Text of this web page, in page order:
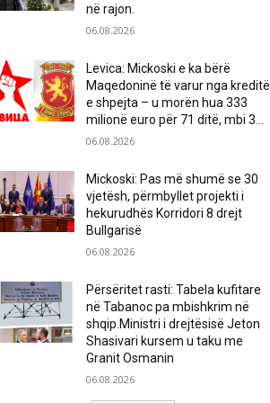
në rajon.
06.08.2026
Levica: Mickoski e ka bërë
Maqedoninë të varur nga kreditë
e shpejta – u morën hua 333
milionë euro për 71 ditë, mbi 3...
06.08.2026
Mickoski: Pas më shumë se 30
vjetësh, përmbyllet projekti i
hekurudhës Korridori 8 drejt
Bullgarisë
06.08.2026
Përsëritet rasti: Tabela kufitare
në Tabanoc pa mbishkrim në
shqip.Ministri i drejtësisë Jeton
Shasivari kursem u taku me
Granit Osmanin
06.08.2026